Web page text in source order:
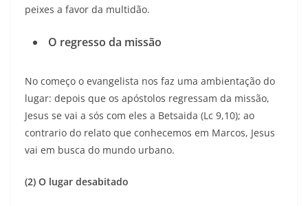
peixes a favor da multidão.
O regresso da missão
No começo o evangelista nos faz uma ambientação do
lugar: depois que os apóstolos regressam da missão,
Jesus se vai a sós com eles a Betsaida (Lc 9,10); ao
contrario do relato que conhecemos em Marcos, Jesus
vai em busca do mundo urbano.
(2) O lugar desabitado